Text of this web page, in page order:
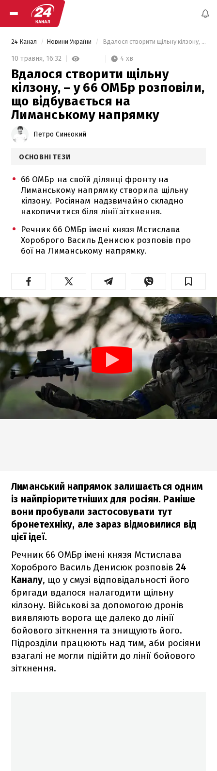
24 Канал Новини України Вдалося створити щільну кілзону, – у 66 ОМБр розповіли, що відбувається на Лиманському напрямку
10 травня, 16:32 4 хв
Вдалося створити щільну
кілзону, – у 66 ОМБр розповіли,
що відбувається на
Лиманському напрямку
Петро Синєокий
ОСНОВНІ ТЕЗИ
66 ОМБр на своїй ділянці фронту на
Лиманському напрямку створила щільну
кілзону. Росіянам надзвичайно складно
накопичитися біля лінії зіткнення.
Речник 66 ОМБр імені князя Мстислава
Хороброго Василь Денисюк розповів про
бої на Лиманському напрямку.
Лиманський напрямок залишається одним
із найпріоритетніших для росіян. Раніше
вони пробували застосовувати тут
бронетехніку, але зараз відмовилися від
цієї ідеї.
Речник 66 ОМБр імені князя Мстислава
Хороброго Василь Денисюк розповів 24
Каналу, що у смузі відповідальності його
бригади вдалося налагодити щільну
кілзону. Військові за допомогою дронів
виявляють ворога ще далеко до лінії
бойового зіткнення та знищують його.
Підрозділи працюють над тим, аби росіяни
взагалі не могли підійти до лінії бойового
зіткнення.